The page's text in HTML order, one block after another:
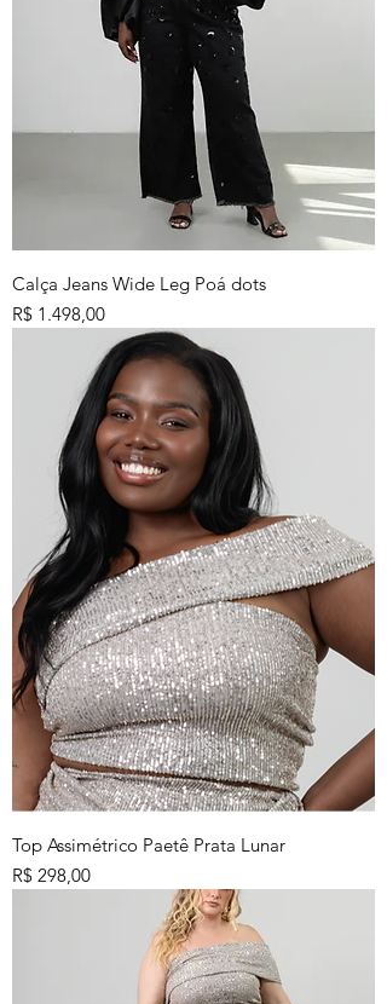
Calça Jeans Wide Leg Poá dots
Preço
R$ 1.498,00
Top Assimétrico Paetê Prata Lunar
Preço
R$ 298,00